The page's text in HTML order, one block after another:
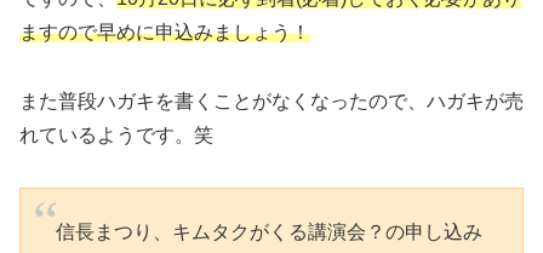
ますので早めに申込みましょう！
また普段ハガキを書くことがなくなったので、ハガキが売
れているようです。笑
信長まつり、キムタクがくる講演会？の申し込み